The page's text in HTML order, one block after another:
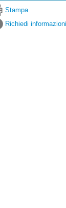
Stampa
Richiedi informazioni